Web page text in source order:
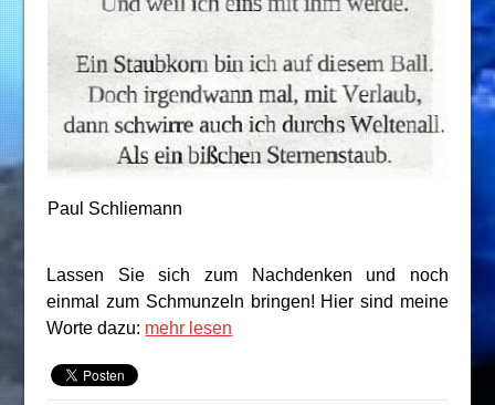
Paul Schliemann
Lassen Sie sich zum Nachdenken und noch
einmal zum Schmunzeln bringen! Hier sind meine
Worte dazu: mehr lesen